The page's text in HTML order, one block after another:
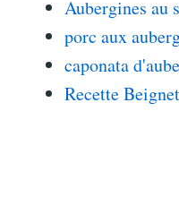
Aubergines au
porc aux
caponata
Recette